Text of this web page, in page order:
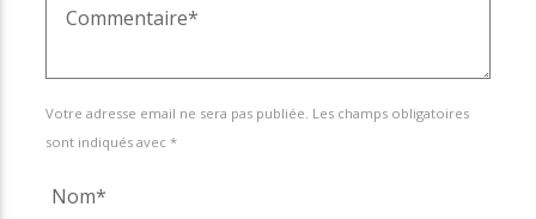
Votre adresse email ne sera pas publiée. Les champs obligatoires
sont indiqués avec *